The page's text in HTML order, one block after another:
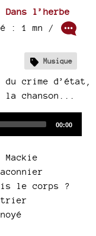
Dans l’herbe
: 1 mn /
Musique
crime d’état,
chanson...
Total
00:00
Mackie
le corps ?